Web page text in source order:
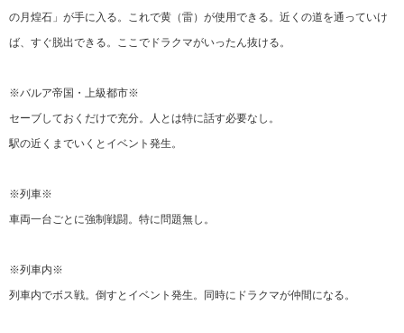
の月煌石」が手に入る。これで黄（雷）が使用できる。近くの道を通っていけ
ば、すぐ脱出できる。ここでドラクマがいったん抜ける。
※バルア帝国・上級都市※
セーブしておくだけで充分。人とは特に話す必要なし。
駅の近くまでいくとイベント発生。
※列車※
車両一台ごとに強制戦闘。特に問題無し。
※列車内※
列車内でボス戦。倒すとイベント発生。同時にドラクマが仲間になる。